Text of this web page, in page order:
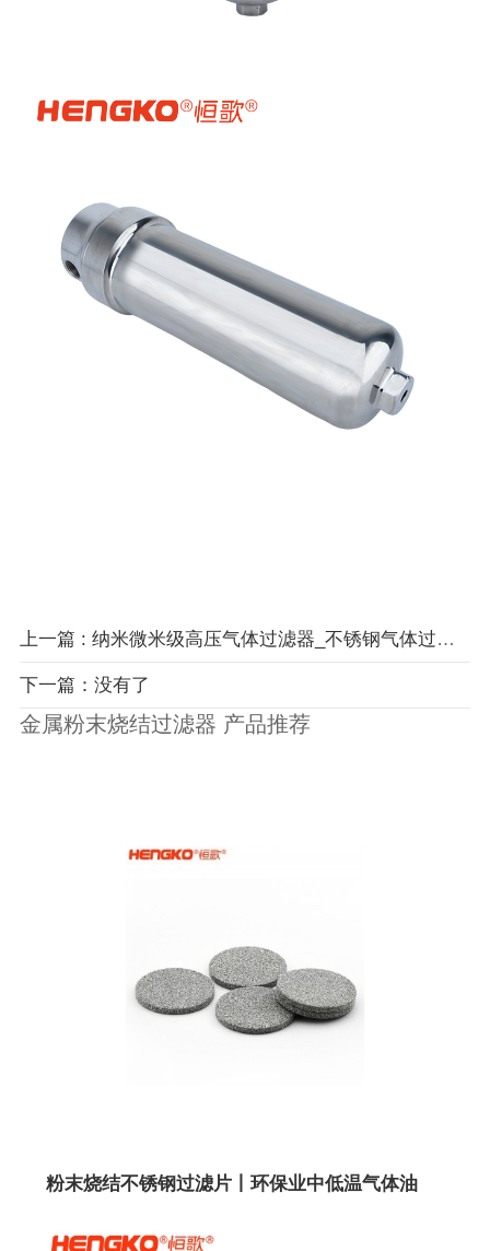
上一篇 : 纳米微米级高压气体过滤器_不锈钢气体过滤器
下一篇：没有了
金属粉末烧结过滤器 产品推荐
粉末烧结不锈钢过滤片丨环保业中低温气体油